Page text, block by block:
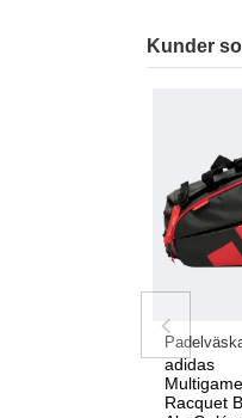
Kunder
adidas
Racquet